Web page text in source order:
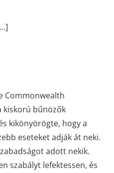
Commonwealth
kiskorú bűnözők
kikönyörögte, hogy a
eseteket adják át neki.
adott nekik.
szabályt lefektessen, és